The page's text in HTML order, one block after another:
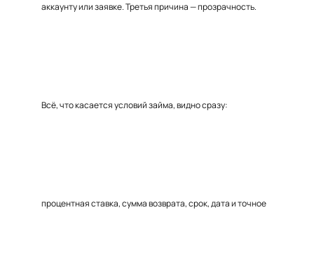
аккаунту или заявке. Третья причина — прозрачность.
Всё, что касается условий займа, видно сразу:
процентная ставка, сумма возврата, срок, дата и точное